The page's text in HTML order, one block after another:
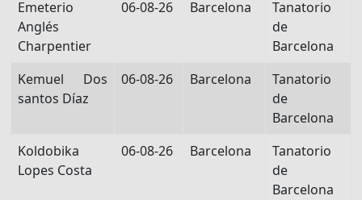
Emeterio
Anglés
Charpentier
06-08-26 Barcelona
Tanatorio
de
Barcelona
Kemuel Dos
santos Díaz
06-08-26 Barcelona
Tanatorio
de
Barcelona
Koldobika
Lopes Costa
06-08-26 Barcelona
Tanatorio
de
Barcelona